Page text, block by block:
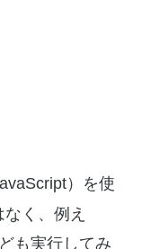
）を使
く、例え
も実行してみ